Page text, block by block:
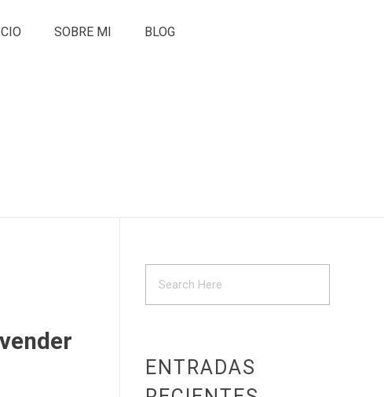
SOBRE MI BLOG
ENTRADAS